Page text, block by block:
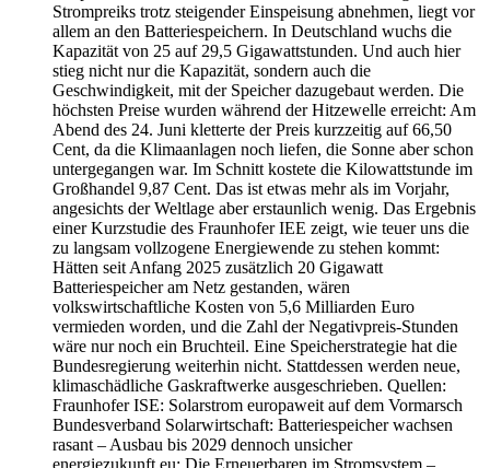
Strompreiks trotz steigender Einspeisung abnehmen, liegt vor
allem an den Batteriespeichern. In Deutschland wuchs die
Kapazität von 25 auf 29,5 Gigawattstunden. Und auch hier
stieg nicht nur die Kapazität, sondern auch die
Geschwindigkeit, mit der Speicher dazugebaut werden. Die
höchsten Preise wurden während der Hitzewelle erreicht: Am
Abend des 24. Juni kletterte der Preis kurzzeitig auf 66,50
Cent, da die Klimaanlagen noch liefen, die Sonne aber schon
untergegangen war. Im Schnitt kostete die Kilowattstunde im
Großhandel 9,87 Cent. Das ist etwas mehr als im Vorjahr,
angesichts der Weltlage aber erstaunlich wenig. Das Ergebnis
einer Kurzstudie des Fraunhofer IEE zeigt, wie teuer uns die
zu langsam vollzogene Energiewende zu stehen kommt:
Hätten seit Anfang 2025 zusätzlich 20 Gigawatt
Batteriespeicher am Netz gestanden, wären
volkswirtschaftliche Kosten von 5,6 Milliarden Euro
vermieden worden, und die Zahl der Negativpreis-Stunden
wäre nur noch ein Bruchteil. Eine Speicherstrategie hat die
Bundesregierung weiterhin nicht. Stattdessen werden neue,
klimaschädliche Gaskraftwerke ausgeschrieben. Quellen:
Fraunhofer ISE: Solarstrom europaweit auf dem Vormarsch
Bundesverband Solarwirtschaft: Batteriespeicher wachsen
rasant – Ausbau bis 2029 dennoch unsicher
energiezukunft.eu: Die Erneuerbaren im Stromsystem –